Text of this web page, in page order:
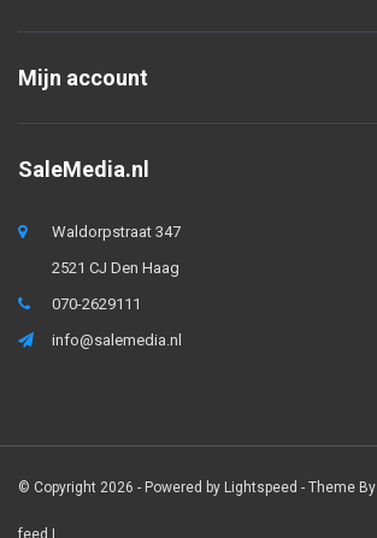
Mijn account
SaleMedia.nl
Waldorpstraat 347
2521 CJ Den Haag
070-2629111
info@salemedia.nl
© Copyright 2026 - Powered by Lightspeed - Theme By
feed |